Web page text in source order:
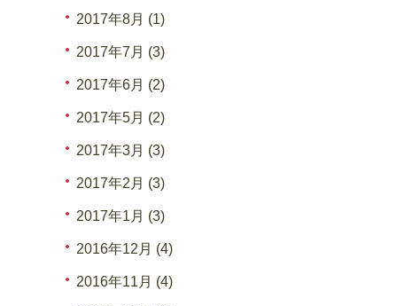
2017年8月 (1)
2017年7月 (3)
2017年6月 (2)
2017年5月 (2)
2017年3月 (3)
2017年2月 (3)
2017年1月 (3)
2016年12月 (4)
2016年11月 (4)